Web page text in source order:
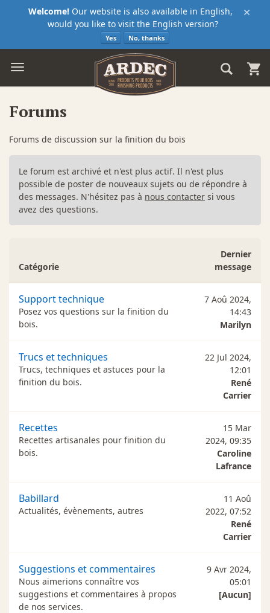
×
Welcome! Our website is also available in English,
would you like to visit the English version?
Yes No, thanks
Forums
Forums de discussion sur la finition du bois
Le forum est archivé et n'est plus actif. Il n'est plus
possible de poster de nouveaux sujets ou de répondre à
des messages. N'hésitez pas à nous contacter si vous
avez des questions.
Catégorie
Dernier
message
Support technique
Posez vos questions sur la finition du
bois.
7 Aoû 2024,
14:43
Marilyn
Trucs et techniques
Trucs, techniques et astuces pour la
finition du bois.
22 Jul 2024,
12:01
René
Carrier
Recettes
Recettes artisanales pour finition du
bois.
15 Mar
2024, 09:35
Caroline
Lafrance
Babillard
Actualités, évènements, autres
11 Aoû
2022, 07:52
René
Carrier
Suggestions et commentaires
Nous aimerions connaître vos
suggestions et commentaires à propos
de nos services.
9 Avr 2024,
05:01
[Aucun]